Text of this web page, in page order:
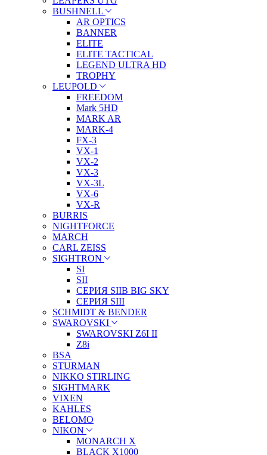
BUSHNELL
AR OPTICS
BANNER
ELITE
ELITE TACTICAL
LEGEND ULTRA HD
TROPHY
LEUPOLD
FREEDOM
Mark 5HD
MARK AR
MARK-4
FX-3
VX-1
VX-2
VX-3
VX-3L
VX-6
VX-R
BURRIS
NIGHTFORCE
MARCH
CARL ZEISS
SIGHTRON
SI
SII
СЕРИЯ SIIB BIG SKY
СЕРИЯ SIII
SCHMIDT & BENDER
SWAROVSKI
SWAROVSKI Z6I II
Z8i
BSA
STURMAN
NIKKO STIRLING
SIGHTMARK
VIXEN
KAHLES
BELOMO
NIKON
MONARCH X
BLACK X1000